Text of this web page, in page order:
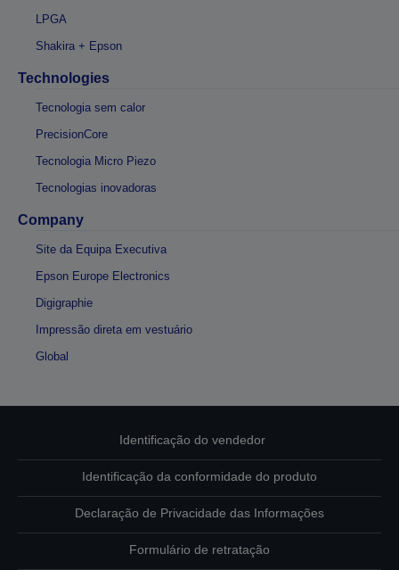
LPGA
Shakira + Epson
Technologies
Tecnologia sem calor
PrecisionCore
Tecnologia Micro Piezo
Tecnologias inovadoras
Company
Site da Equipa Executiva
Epson Europe Electronics
Digigraphie
Impressão direta em vestuário
Global
Identificação do vendedor
Identificação da conformidade do produto
Declaração de Privacidade das Informações
Formulário de retratação